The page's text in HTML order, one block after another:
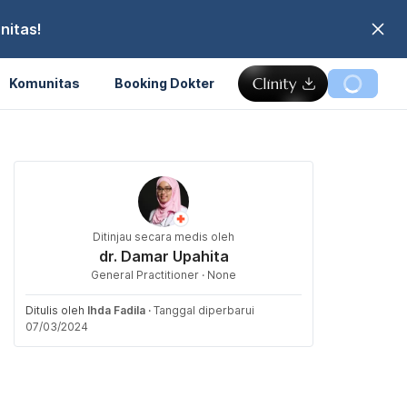
Komunitas Booking Dokter
Ditinjau secara medis oleh
dr. Damar Upahita
General Practitioner · None
Ditulis oleh Ihda Fadila · Tanggal diperbarui
07/03/2024